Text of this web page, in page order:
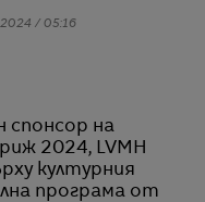
/ 05:16
2024, LVMH
културния
програма от